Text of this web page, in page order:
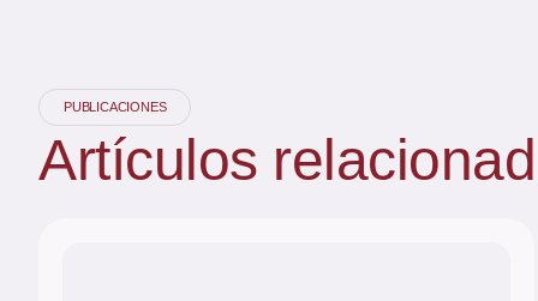
PUBLICACIONES
Artículos